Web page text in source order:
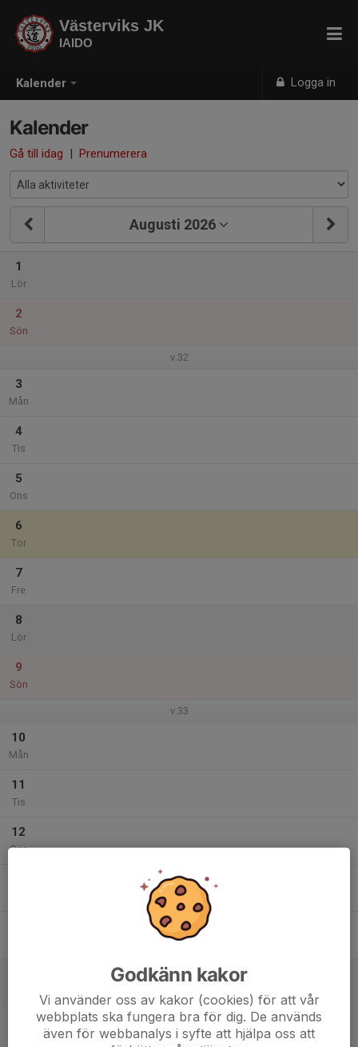
Kalender Logga in
Västerviks JK
IAIDO
Kalender
Gå till idag | Prenumerera
Augusti 2026
1
Lör
2
Sön
v.32
3
Mån
4
Tis
5
Ons
6
Tor
7
Fre
8
Lör
9
Sön
v.33
10
Mån
11
Tis
12
Ons
Godkänn kakor
Vi använder oss av kakor (cookies) för att vår
webbplats ska fungera bra för dig. De används
även för webbanalys i syfte att hjälpa oss att